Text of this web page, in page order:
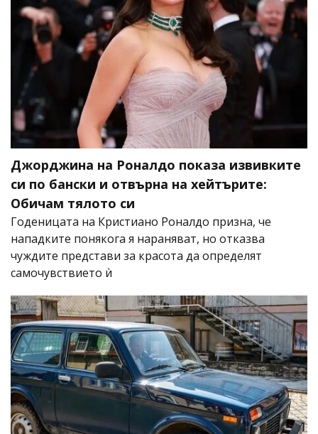
Джорджина на Роналдо показа извивките
си по бански и отвърна на хейтърите:
Обичам тялото си
Годеницата на Кристиано Роналдо призна, че
нападките понякога я нараняват, но отказва
чуждите представи за красота да определят
самочувствието ѝ